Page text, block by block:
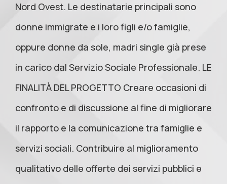
Nord Ovest. Le destinatarie principali sono
donne immigrate e i loro figli e/o famiglie,
oppure donne da sole, madri single già prese
in carico dal Servizio Sociale Professionale. LE
FINALITÀ DEL PROGETTO Creare occasioni di
confronto e di discussione al fine di migliorare
il rapporto e la comunicazione tra famiglie e
servizi sociali. Contribuire al miglioramento
qualitativo delle offerte dei servizi pubblici e